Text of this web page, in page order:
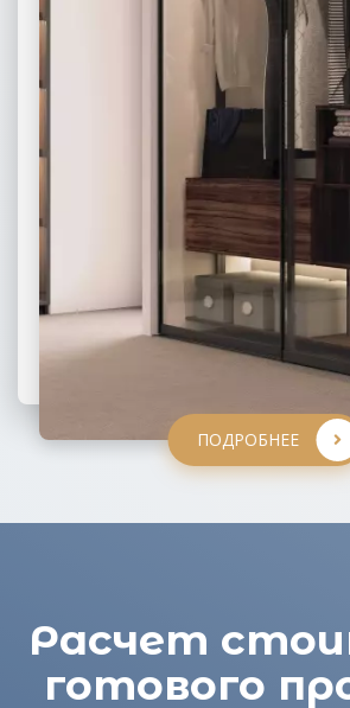
ПОДРОБНЕЕ
ПОДРОБНЕЕ
Расчет
готового